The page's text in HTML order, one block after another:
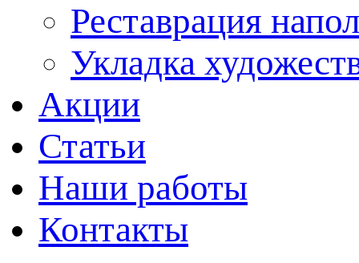
Реставрация
Укладка
Акции
Статьи
Наши работы
Контакты